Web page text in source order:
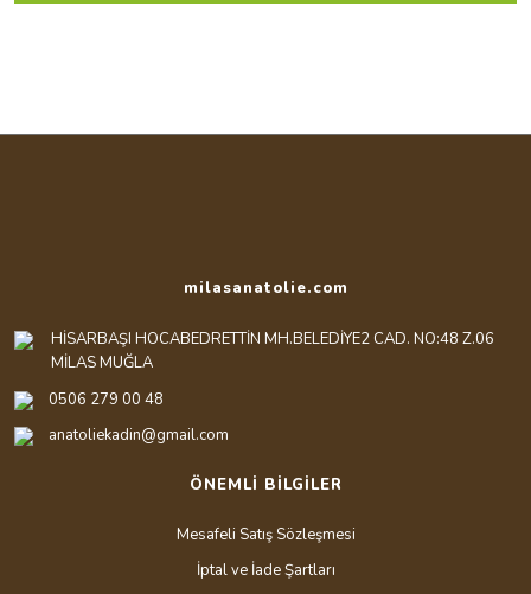
milasanatolie.com
HİSARBAŞI HOCABEDRETTİN MH.BELEDİYE2 CAD. NO:48 Z.06
MİLAS MUĞLA
0506 279 00 48
anatoliekadin@gmail.com
ÖNEMLİ BİLGİLER
Mesafeli Satış Sözleşmesi
İptal ve İade Şartları